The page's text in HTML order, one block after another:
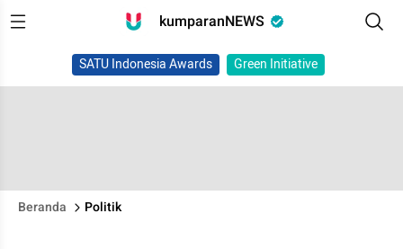
kumparanNEWS
SATU Indonesia Awards Green Initiative
Beranda Politik